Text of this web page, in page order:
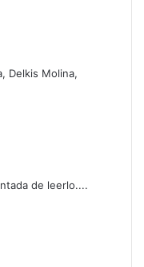
Delkis Molina,
de leerlo....